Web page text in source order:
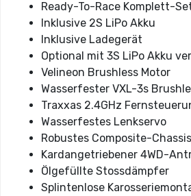
Ready-To-Race Komplett-
Inklusive 2S LiPo Akku
Inklusive Ladegerät
Optional mit 3S LiPo Akku
Velineon Brushless Motor
Wasserfester VXL-3s
Traxxas 2.4GHz
Wasserfestes Lenkservo
Robustes Composite-Chassis
Kardangetriebener 4WD-
Ölgefüllte Stossdämpfer
Splintenlose